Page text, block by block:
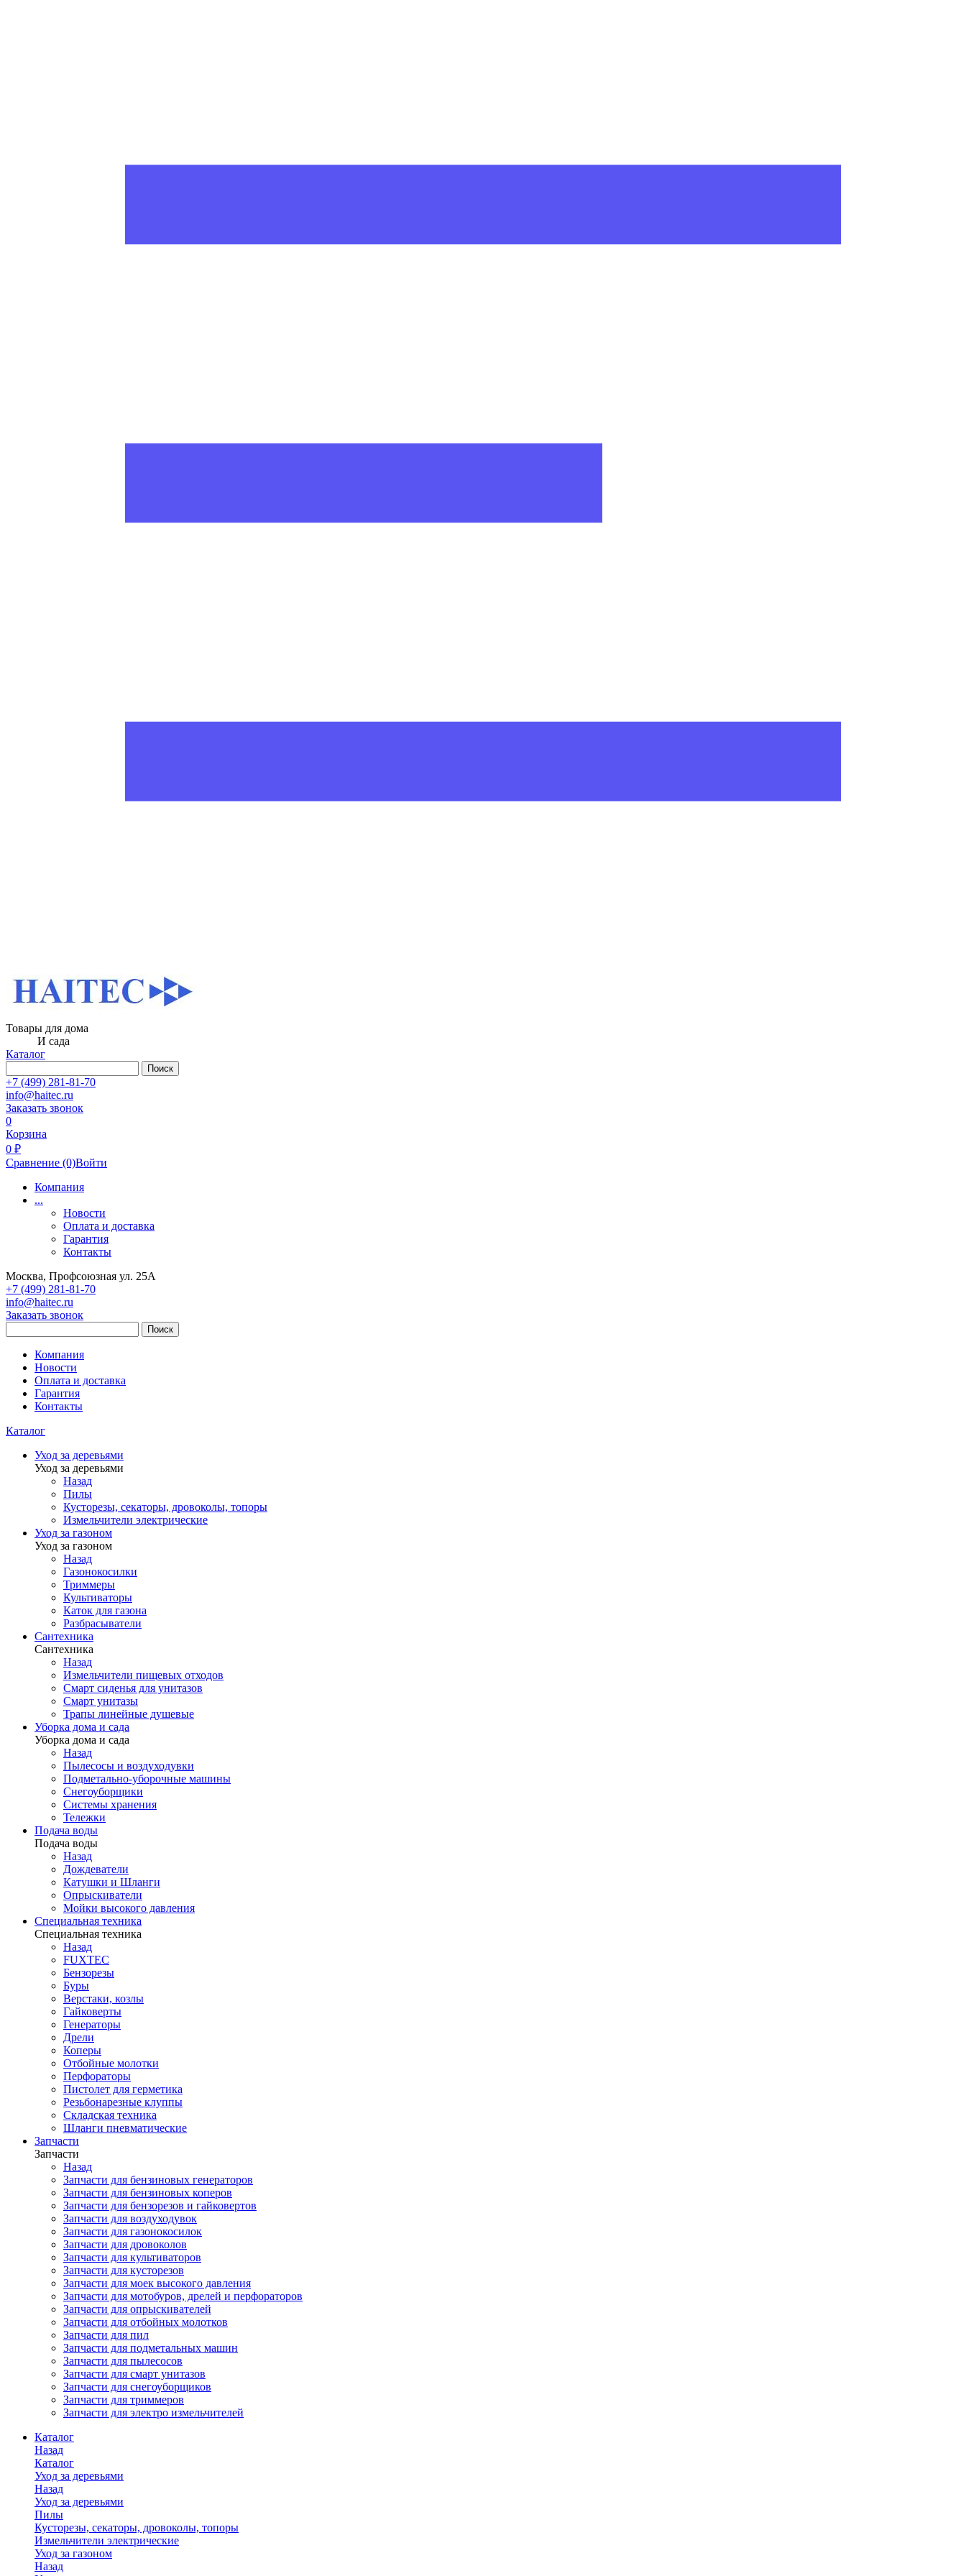
Товары для дома
И сада
Каталог
Поиск
+7 (499) 281-81-70
info@haitec.ru
Заказать звонок
0
Корзина
0 ₽
Сравнение (0)Войти
Компания
...
Новости
Оплата и доставка
Гарантия
Контакты
Москва, Профсоюзная ул. 25А
+7 (499) 281-81-70
info@haitec.ru
Заказать звонок
Поиск
Компания
Новости
Оплата и доставка
Гарантия
Контакты
Каталог
Уход за деревьями
Уход за деревьями
Назад
Пилы
Кусторезы, секаторы, дровоколы, топоры
Измельчители электрические
Уход за газоном
Уход за газоном
Назад
Газонокосилки
Триммеры
Культиваторы
Каток для газона
Разбрасыватели
Сантехника
Сантехника
Назад
Измельчители пищевых отходов
Смарт сиденья для унитазов
Смарт унитазы
Трапы линейные душевые
Уборка дома и сада
Уборка дома и сада
Назад
Пылесосы и воздуходувки
Подметально-уборочные машины
Снегоуборщики
Системы хранения
Тележки
Подача воды
Подача воды
Назад
Дождеватели
Катушки и Шланги
Опрыскиватели
Мойки высокого давления
Специальная техника
Специальная техника
Назад
FUXTEC
Бензорезы
Буры
Верстаки, козлы
Гайковерты
Генераторы
Дрели
Коперы
Отбойные молотки
Перфораторы
Пистолет для герметика
Резьбонарезные клуппы
Складская техника
Шланги пневматические
Запчасти
Запчасти
Назад
Запчасти для бензиновых генераторов
Запчасти для бензиновых коперов
Запчасти для бензорезов и гайковертов
Запчасти для воздуходувок
Запчасти для газонокосилок
Запчасти для дровоколов
Запчасти для культиваторов
Запчасти для кусторезов
Запчасти для моек высокого давления
Запчасти для мотобуров, дрелей и перфораторов
Запчасти для опрыскивателей
Запчасти для отбойных молотков
Запчасти для пил
Запчасти для подметальных машин
Запчасти для пылесосов
Запчасти для смарт унитазов
Запчасти для снегоуборщиков
Запчасти для триммеров
Запчасти для электро измельчителей
Каталог
Назад
Каталог
Уход за деревьями
Назад
Уход за деревьями
Пилы
Кусторезы, секаторы, дровоколы, топоры
Измельчители электрические
Уход за газоном
Назад